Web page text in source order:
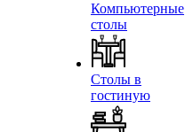
Компьютерные
столы
Столы в
гостиную